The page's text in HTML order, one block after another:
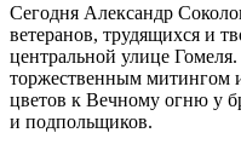
Сегодня Александр
ветеранов, трудящихся и
центральной улице
торжественным митингом
цветов к Вечному огню у
и подпольщиков.